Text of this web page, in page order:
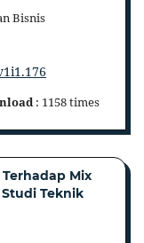
Bisnis
: 1158 times
Mix
Teknik